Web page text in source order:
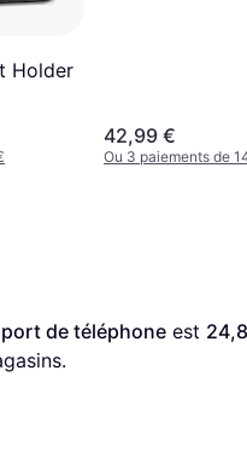
Holder
42,99 €
Ou 3 paiements de
de téléphone est